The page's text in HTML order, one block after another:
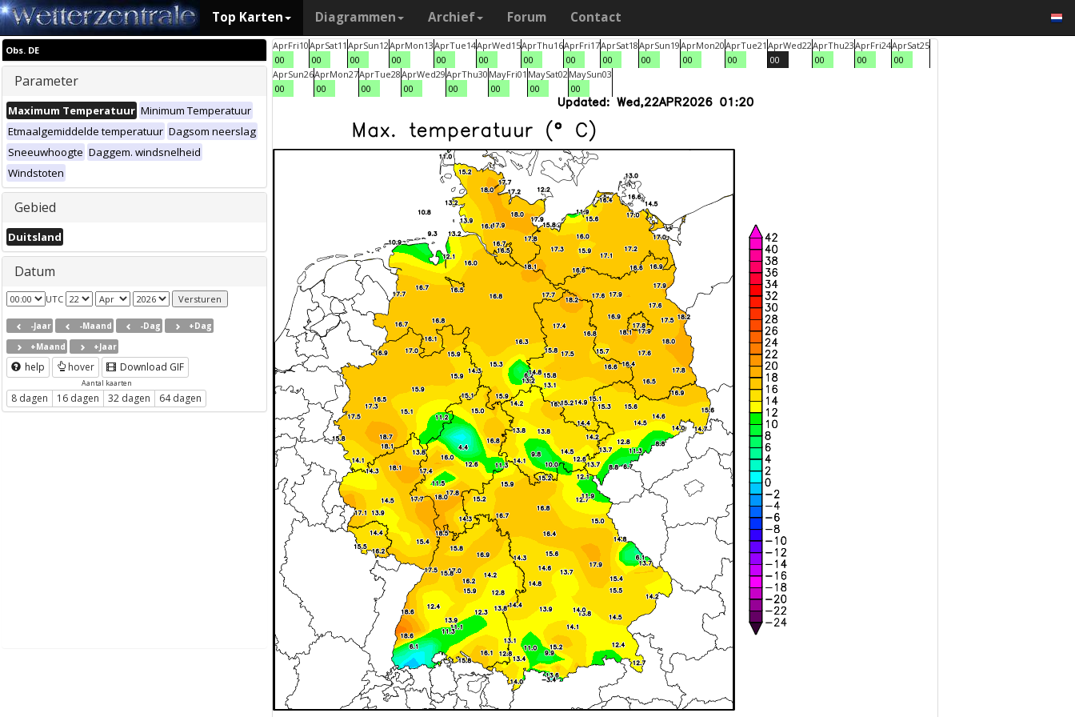
Top Karten Diagrammen Archief Forum Contact
Obs. DE
Parameter
Maximum Temperatuur Minimum Temperatuur
Etmaalgemiddelde temperatuur Dagsom neerslag
Sneeuwhoogte Daggem. windsnelheid
Windstoten
Gebied
Duitsland
Datum
UTC
-Jaar -Maand -Dag
+Dag
+Maand
+Jaar
help hover Download GIF
Aantal kaarten
8 dagen 16 dagen 32 dagen 64 dagen
AprFri10
00
AprSat11
00
AprSun12
00
AprMon13
00
AprTue14
00
AprWed15
00
AprThu16
00
AprFri17
00
AprSat18
00
AprSun19
00
AprMon20
00
AprTue21
00
AprWed22
00
AprThu23
00
AprFri24
00
AprSat25
00
AprSun26
00
AprMon27
00
AprTue28
00
AprWed29
00
AprThu30
00
MayFri01
00
MaySat02
00
MaySun03
00